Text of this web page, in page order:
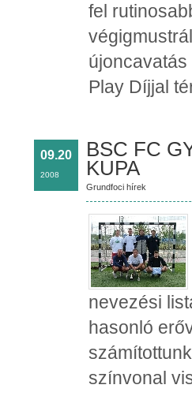
fel
Play Díjjal
09.20
2008
BSC FC
KUPA
Grundfoci hírek
nevezési
hasonló
színvonal